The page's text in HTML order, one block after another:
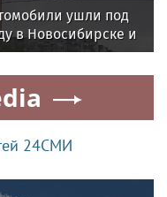
ушли под
в Новосибирске и
на видео
24СМИ